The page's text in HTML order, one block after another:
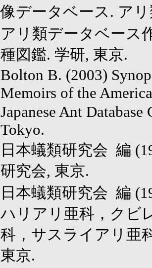
像データベース. ア
アリ類データベース
種図鑑. 学研, 東京.
Bolton B. (2003)
Memoirs of the
Japanese Ant
Tokyo.
日本蟻類研究会 編
研究会, 東京.
日本蟻類研究会 編
ハリアリ亜科，クビ
科，サスライアリ亜
東京.